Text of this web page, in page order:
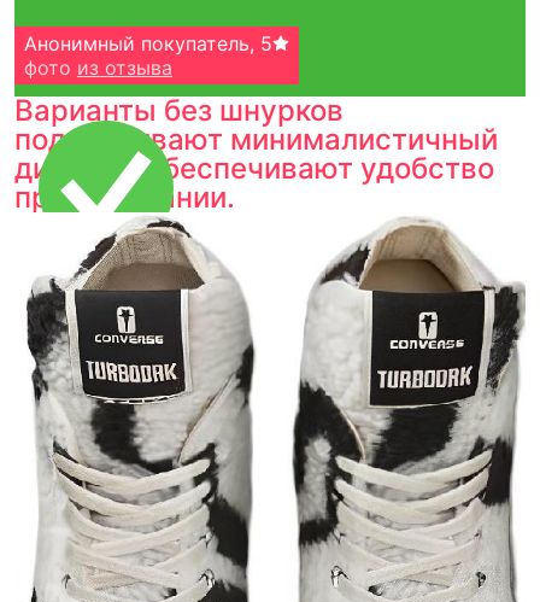
Тройная гарантия
оригинальности
Товар сертифицирован и опломбирован.
Проверяем на оригинальность
по 16 параметрам.
Если придёт подделка — вернём деньги
в трёхкратном размере.
Как мы провеяем товары
Анонимный покупатель, 5
фото из отзыва
Варианты без шнурков
подчеркивают минималистичный
дизайн и обеспечивают удобство
при надевании.